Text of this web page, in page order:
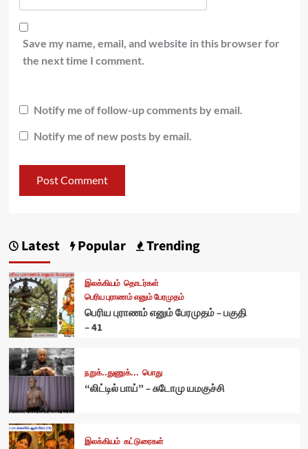
Save my name, email, and website in this browser for
the next time I comment.
Notify me of follow-up comments by email.
Notify me of new posts by email.
Latest Popular Trending
இலக்கியம் தொடர்கள்
பெரிய புராணம் எனும் பேரமுதம்
பெரிய புராணம் எனும் பேரமுதம் – பகுதி
– 41
நறுக்..துணுக்... பொது
“லிட்டில் பாய்” – சுடோமு யமகுச்சி
இலக்கியம் கட்டுரைகள்